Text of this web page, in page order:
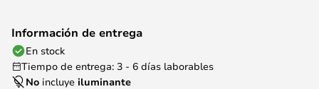
Información de entrega
En stock
Tiempo de entrega: 3 - 6 días laborables
No incluye iluminante